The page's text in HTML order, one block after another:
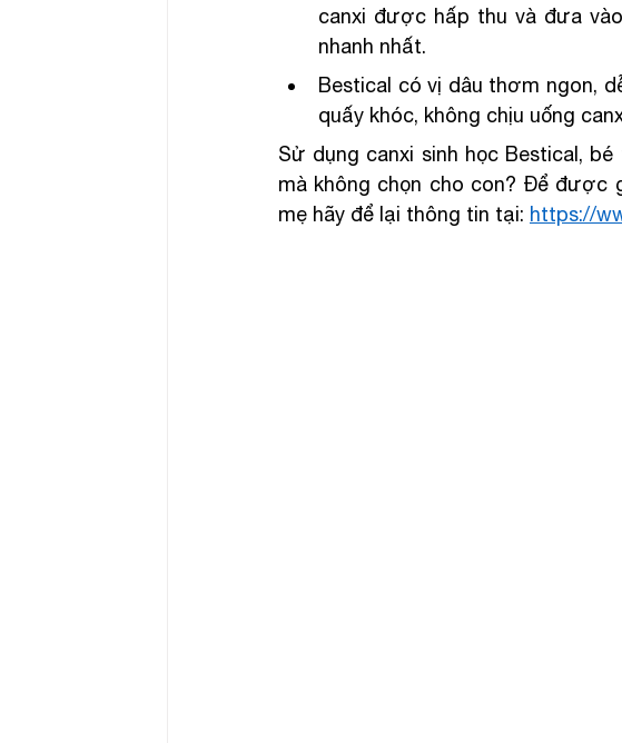
canxi được hấp thu và đưa
nhanh nhất.
Bestical có vị dâu thơm ngon,
quấy khóc, không chịu uống
Sử dụng canxi sinh học Bestical,
mà không chọn cho con? Để được
mẹ hãy để lại thông tin tại: https://